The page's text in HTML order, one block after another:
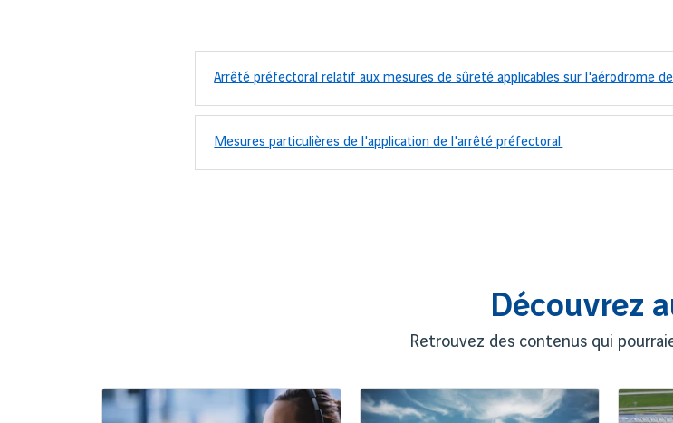
Arrêté préfectoral relatif aux mesures de sûreté applicables sur l'aérodrome
Mesures particulières de l'application de l'arrêté préfectoral
Découvrez
Retrouvez des contenus qui